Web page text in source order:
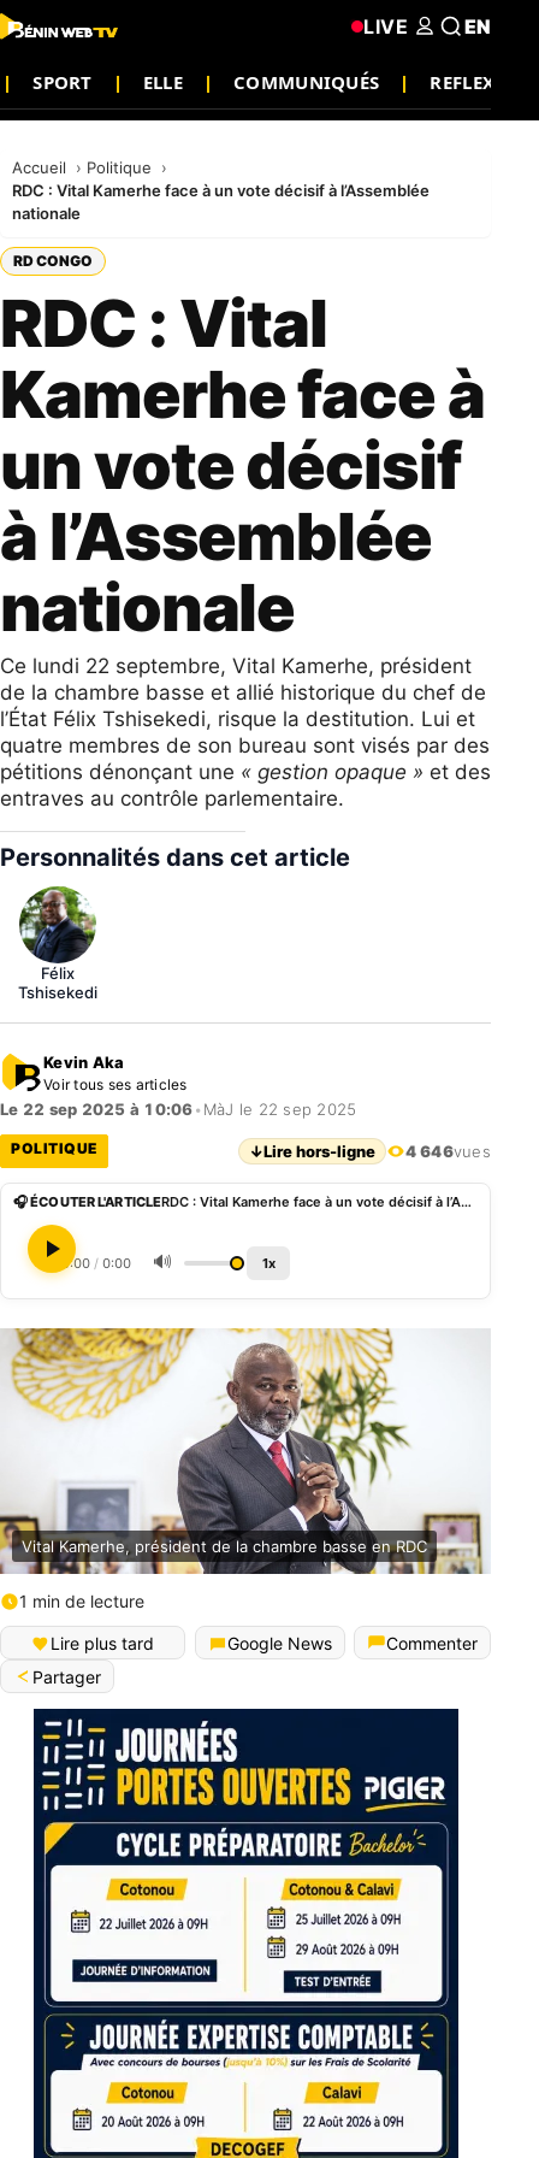
SPORT ELLE COMMUNIQUÉS REFLEXION
LIVE EN
Accueil
Politique
RDC : Vital Kamerhe face à un vote décisif à l’Assemblée
nationale
RD CONGO
RDC : Vital
Kamerhe face à
un vote décisif
à l’Assemblée
nationale
Ce lundi 22 septembre, Vital Kamerhe, président
de la chambre basse et allié historique du chef de
l’État Félix Tshisekedi, risque la destitution. Lui et
quatre membres de son bureau sont visés par des
pétitions dénonçant une « gestion opaque » et des
entraves au contrôle parlementaire.
Personnalités dans cet article
Félix
Tshisekedi
Kevin Aka
Voir tous ses articles
Le 22 sep 2025 à 10:06• MàJ le 22 sep 2025
POLITIQUE ↓Lire hors-ligne 4 646vues
🎧 ÉCOUTER L'ARTICLE RDC : Vital Kamerhe face à un vote décisif à l’Assemblée nationale
0:00 / 0:00 🔊 1x
Vital Kamerhe, président de la chambre basse en RDC
1 min de lecture
Lire plus tard Google News
Commenter
Partager